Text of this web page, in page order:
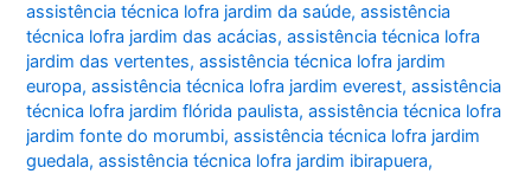
assistência técnica lofra jardim da saúde,assistência
técnica lofra jardim das acácias,assistência técnica lofra
jardim das vertentes,assistência técnica lofra jardim
europa,assistência técnica lofra jardim everest,assistência
técnica lofra jardim flórida paulista,assistência técnica lofra
jardim fonte do morumbi,assistência técnica lofra jardim
guedala,assistência técnica lofra jardim ibirapuera,